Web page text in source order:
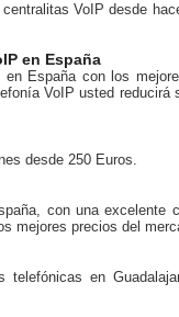
VoIP desde
en España
España con los
VoIP usted reducirá
desde 250 Euros.
con una excelente
mejores precios del
telefónicas en